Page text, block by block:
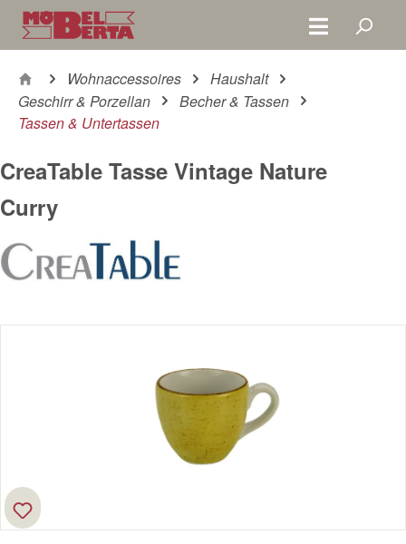
Zum Hauptinhalt springen
Wohnaccessoires
Haushalt
Geschirr & Porzellan
Becher & Tassen
Tassen & Untertassen
CreaTable Tasse Vintage Nature
Curry